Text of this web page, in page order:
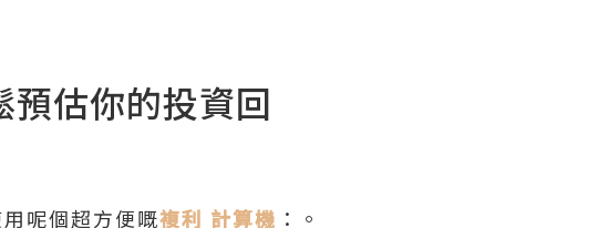
估你的投資回
呢個超方便嘅複利 計算機 ：。